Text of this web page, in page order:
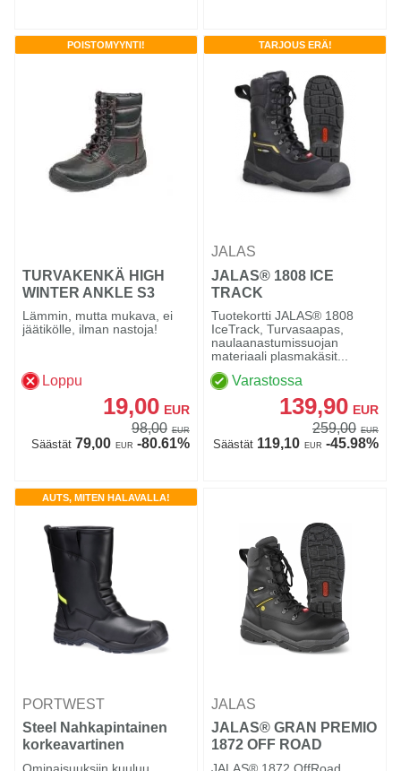
POISTOMYYNTI!
TURVAKENKÄ HIGH
WINTER ANKLE S3
Lämmin, mutta mukava, ei
jäätikölle, ilman nastoja!
Loppu
19,00 EUR
98,00 EUR
Säästät79,00 EUR -80.61%
TARJOUS ERÄ!
JALAS
JALAS® 1808 ICE
TRACK
Tuotekortti JALAS® 1808
IceTrack, Turvasaapas,
naulaanastumissuojan
materiaali plasmakäsit...
Varastossa
139,90 EUR
259,00 EUR
Säästät119,10 EUR -45.98%
AUTS, MITEN HALAVALLA!
PORTWEST
Steel Nahkapintainen
korkeavartinen
talviturvasaapas
Ominaisuuksiin kuuluu
JALAS
JALAS® GRAN PREMIO
1872 OFF ROAD
JALAS® 1872 OffRoad,